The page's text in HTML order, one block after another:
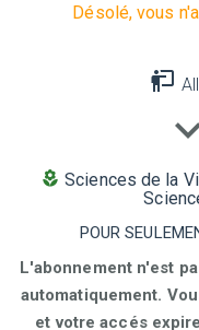
Désolé, vous
Sciences de la
POUR
L'abonnement n'est
automatiquement.
et votre accés